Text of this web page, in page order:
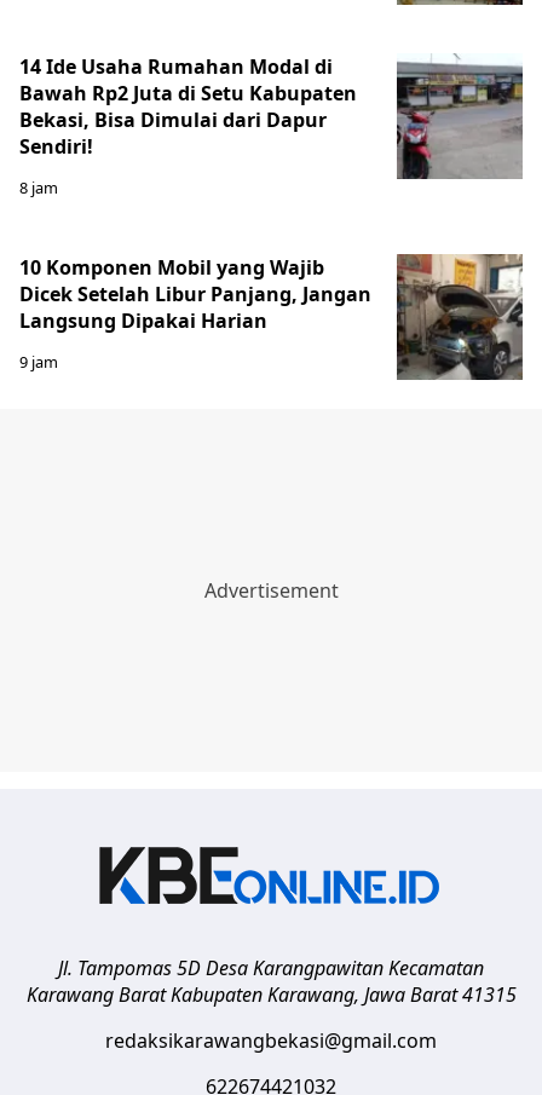
14 Ide Usaha Rumahan Modal di
Bawah Rp2 Juta di Setu Kabupaten
Bekasi, Bisa Dimulai dari Dapur
Sendiri!
8 jam
10 Komponen Mobil yang Wajib
Dicek Setelah Libur Panjang, Jangan
Langsung Dipakai Harian
9 jam
Jl. Tampomas 5D Desa Karangpawitan Kecamatan
Karawang Barat Kabupaten Karawang, Jawa Barat 41315
redaksikarawangbekasi@gmail.com
622674421032